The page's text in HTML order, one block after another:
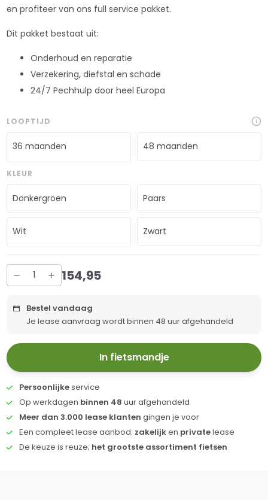
en profiteer van ons full service pakket.
Dit pakket bestaat uit:
Onderhoud en reparatie
Verzekering, diefstal en schade
24/7 Pechhulp door heel Europa
LOOPTIJD
36 maanden 48 maanden
KLEUR
Donkergroen Paars
Wit Zwart
154,95
Bestel vandaag
Je lease aanvraag wordt binnen 48 uur afgehandeld
In fietsmandje
Persoonlijkeservice
Op werkdagen binnen 48 uur afgehandeld
Meer dan 3.000 lease klanten gingen je voor
Een compleet lease aanbod: zakelijken privatelease
De keuze is reuze; het grootste assortiment fietsen